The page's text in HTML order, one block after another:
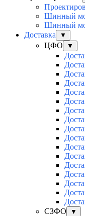
Шинный
Шинный
Доставка
▼
ЦФО ▼
СЗФО
▼